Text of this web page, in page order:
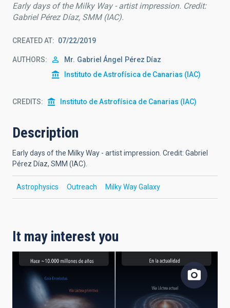
Early days of the Milky Way - artist impression. Credit:
Gabriel Pérez Díaz, SMM (IAC).
CREATED AT 07/22/2019
AUTHORS Mr. Gabriel Ángel Pérez Díaz
Instituto de Astrofísica de Canarias (IAC)
CREDITS Instituto de Astrofísica de Canarias (IAC)
Description
Early days of the Milky Way - artist impression. Credit: Gabriel
Pérez Díaz, SMM (IAC).
Astrophysics Outreach Milky Way Galaxy
It may interest you